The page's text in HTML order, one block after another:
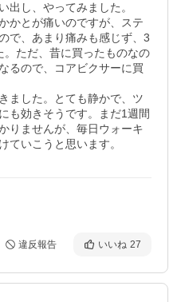
出し、やってみました。
かとが痛いのですが、ステ
で、あまり痛みも感じず、3
ただ、昔に買ったものなの
るので、コアビクサーに買
ました。とても静かで、ツ
も効きそうです。まだ1週間
りませんが、毎日ウォーキ
ていこうと思います。
違反報告 いいね 27